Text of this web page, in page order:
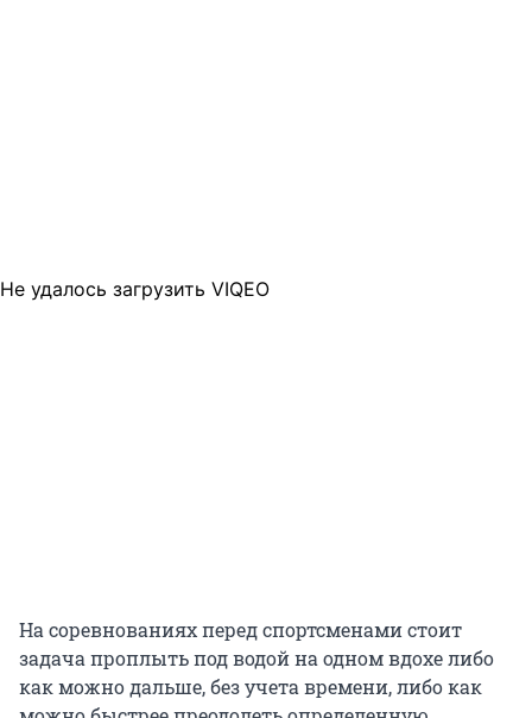
Не удалось загрузить VIQEO
На соревнованиях перед спортсменами стоит
задача проплыть под водой на одном вдохе либо
как можно дальше, без учета времени, либо как